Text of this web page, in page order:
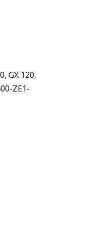
GX 120,
ZE1-